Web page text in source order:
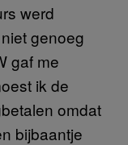
werd
genoeg
gaf me
ik de
omdat
bijbaantje